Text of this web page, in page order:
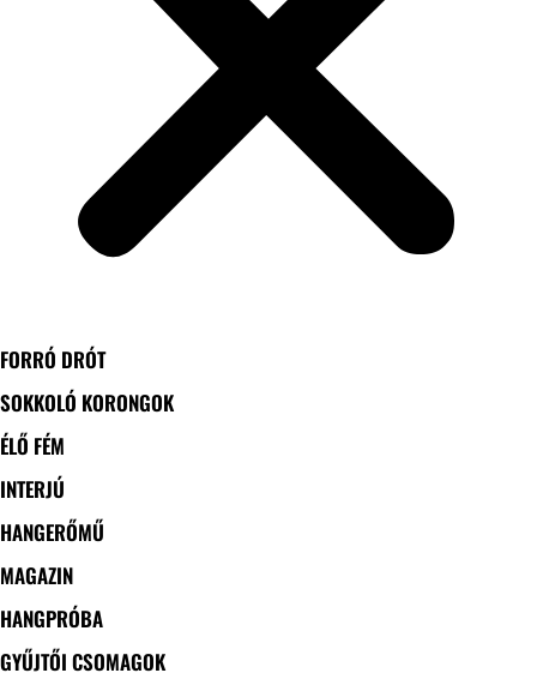
FORRÓ DRÓT
SOKKOLÓ KORONGOK
ÉLŐ FÉM
INTERJÚ
HANGERŐMŰ
MAGAZIN
HANGPRÓBA
GYŰJTŐI CSOMAGOK